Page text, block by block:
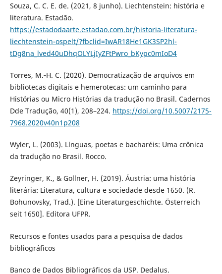
Souza, C. C. E. de. (2021, 8 junho). Liechtenstein: história e
literatura. Estadão.
https://estadodaarte.estadao.com.br/historia-literatura-
liechtenstein-ospelt/?fbclid=IwAR18He1GK3SP2hl-
tDg8na_lved40uDhqOLYLjIyZFtPwro_bKypc0mIoD4
Torres, M.‑H. C. (2020). Democratização de arquivos em
bibliotecas digitais e hemerotecas: um caminho para
Histórias ou Micro Histórias da tradução no Brasil. Cadernos
Dde Tradução, 40(1), 208–224. https://doi.org/10.5007/2175-
7968.2020v40n1p208
Wyler, L. (2003). Línguas, poetas e bacharéis: Uma crônica
da tradução no Brasil. Rocco.
Zeyringer, K., & Gollner, H. (2019). Áustria: uma história
literária: Literatura, cultura e sociedade desde 1650. (R.
Bohunovsky, Trad.). [Eine Literaturgeschichte. Österreich
seit 1650]. Editora UFPR.
Recursos e fontes usados para a pesquisa de dados
bibliográficos
Banco de Dados Bibliográficos da USP. Dedalus.